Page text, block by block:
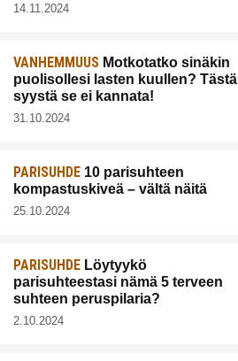
14.11.2024
VANHEMMUUS Motkotatko sinäkin
puolisollesi lasten kuullen? Tästä
syystä se ei kannata!
31.10.2024
PARISUHDE 10 parisuhteen
kompastuskiveä – vältä näitä
25.10.2024
PARISUHDE Löytyykö
parisuhteestasi nämä 5 terveen
suhteen peruspilaria?
2.10.2024